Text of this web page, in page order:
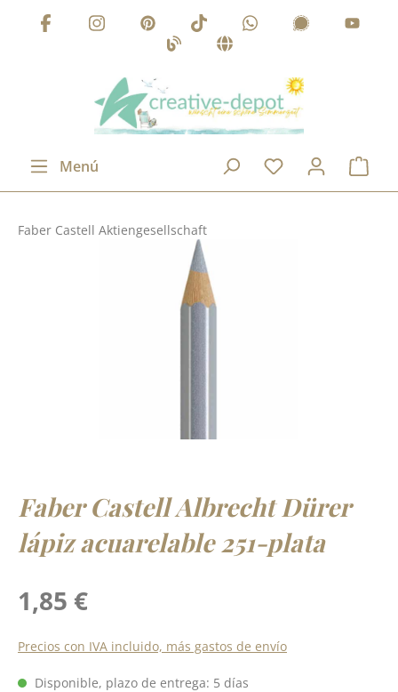
Saltar al contenido principal
Menú
Faber Castell Aktiengesellschaft
Faber Castell Albrecht Dürer
lápiz acuarelable 251-plata
Precio normal:
1,85 €
Precios con IVA incluido, más gastos de envío
Disponible, plazo de entrega: 5 días